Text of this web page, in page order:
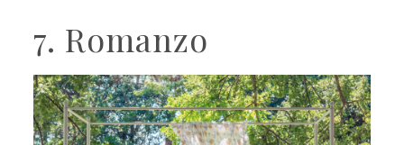
7. Romanzo